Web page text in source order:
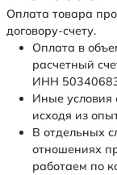
Оплата товара
договору-счету.
Оплата в
расчетный
ИНН
Иные условия
исходя из
В отдельных
отношениях
работаем по